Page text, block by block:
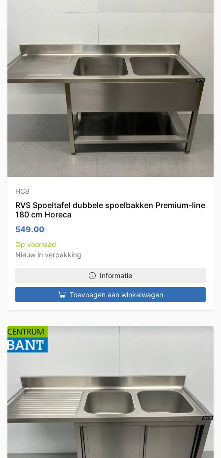
HCB
RVS Spoeltafel dubbele spoelbakken Premium-line
180 cm Horeca
549.00
Op voorraad
Nieuw in verpakking
Informatie
Toevoegen aan winkelwagen